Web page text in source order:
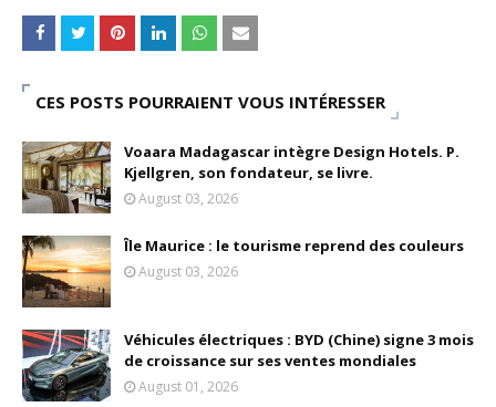
CES POSTS POURRAIENT VOUS INTÉRESSER
Voaara Madagascar intègre Design Hotels. P.
Kjellgren, son fondateur, se livre.
August 03, 2026
Île Maurice : le tourisme reprend des couleurs
August 03, 2026
Véhicules électriques : BYD (Chine) signe 3 mois
de croissance sur ses ventes mondiales
August 01, 2026